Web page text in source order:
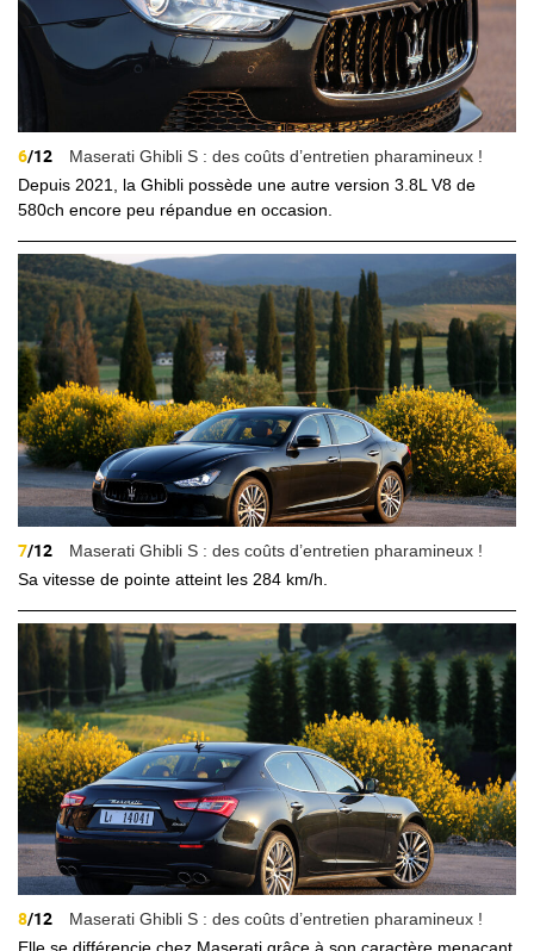
6/12
Maserati Ghibli S : des coûts d’entretien pharamineux !
Depuis 2021, la Ghibli possède une autre version 3.8L V8 de
580ch encore peu répandue en occasion.
7/12
Maserati Ghibli S : des coûts d’entretien pharamineux !
Sa vitesse de pointe atteint les 284 km/h.
8/12
Maserati Ghibli S : des coûts d’entretien pharamineux !